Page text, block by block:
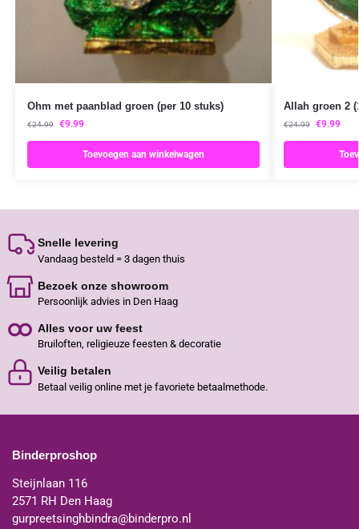
Ohm met paanblad groen (per 10 stuks)
€24.99 €9.99
Toevoegen aan winkelwagen
Allah groen 2
€24.99 €9.99
Snelle levering
Vandaag besteld = 3 dagen thuis
Bezoek onze showroom
Persoonlijk advies in Den Haag
Alles voor uw feest
Bruiloften, religieuze feesten & decoratie
Veilig betalen
Betaal veilig online met je favoriete betaalmethode.
Binderproshop
Steijnlaan 116
2571 RH Den Haag
gurpreetsinghbindra@binderpro.nl